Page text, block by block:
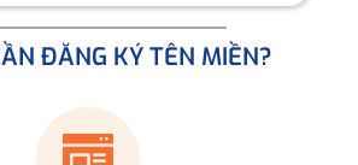
ĐĂNG KÝ TÊN MIỀN?